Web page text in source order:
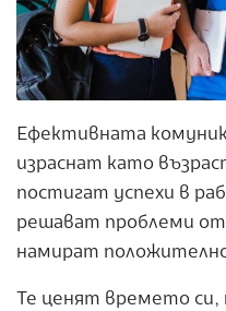
Ефективната
израснат като
постигат успехи в
решават проблеми от
намират
Те ценят времето